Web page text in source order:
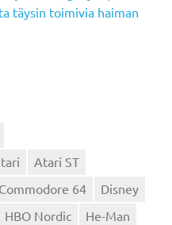
täysin toimivia haiman
Atari ST
Commodore 64
Disney
HBO Nordic
He-Man